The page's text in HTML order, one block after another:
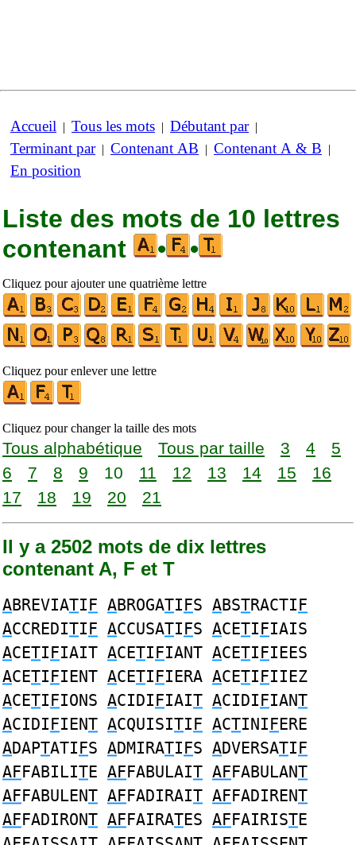
Accueil | Tous les mots | Débutant par|
Terminant par| Contenant AB | Contenant A & B |
En position
Liste des mots de 10 lettres
contenant
• •
Cliquez pour ajouter une quatrième lettre
Cliquez pour enlever une lettre
Cliquez pour changer la taille des mots
Tous alphabétique Tous par taille 3 4
5
6
7 8 9 10 11 12 13 14 15
16
17
18 19 20 21
Il y a 2502 mots de dix lettres
contenant A, F et T
ABREVIATIF ABROGATIFS ABSTRACTIF
ACCREDITIF ACCUSATIFS ACETIFIAIS
ACETIFIAIT ACETIFIANT ACETIFIEES
ACETIFIENT ACETIFIERA ACETIFIIEZ
ACETIFIONS ACIDIFIAIT ACIDIFIANT
ACIDIFIENT ACQUISITIF ACTINIFERE
ADAPTATIFS ADMIRATIFS ADVERSATIF
AFFABILITE AFFABULAIT AFFABULANT
AFFABULENT AFFADIRAIT AFFADIRENT
AFFADIRONT AFFAIRATES AFFAIRISTE